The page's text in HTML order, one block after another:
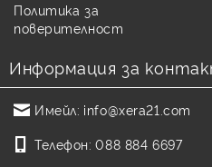
Политика за
поверителност
Информация за
Имейл: info@xera21.com
Телефон: 088 884 6697